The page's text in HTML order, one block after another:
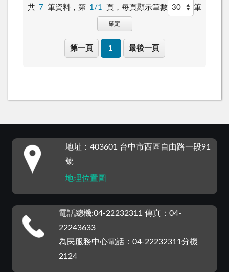
共 7 筆資料，第 1/1 頁， 每頁顯示筆數 筆
確定
第一頁 1 最後一頁
地址：403601 台中市西區自由路一段91
號
地理位置圖
電話總機:04-22232311 傳真：04-
22243633
為民服務中心電話：04-22232311分機
2124